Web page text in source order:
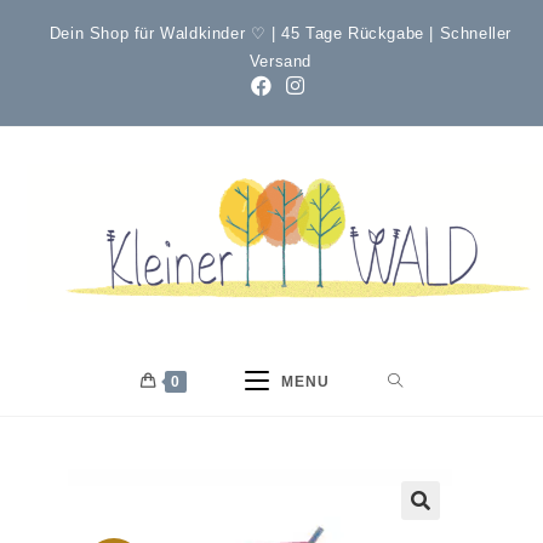
Dein Shop für Waldkinder ♡ | 45 Tage Rückgabe | Schneller
Versand
0 MENU